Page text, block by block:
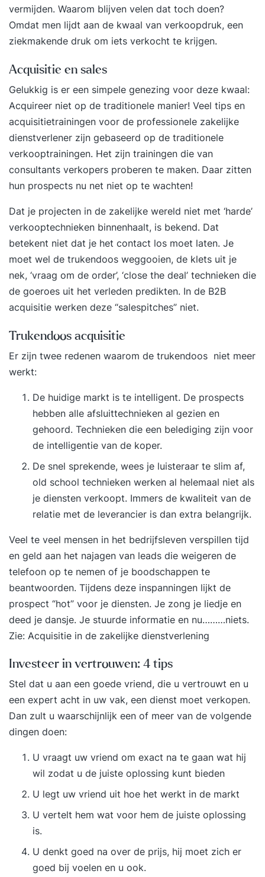
vermijden. Waarom blijven velen dat toch doen?
Omdat men lijdt aan de kwaal van verkoopdruk, een
ziekmakende druk om iets verkocht te krijgen.
Acquisitie en sales
Gelukkig is er een simpele genezing voor deze kwaal:
Acquireer niet op de traditionele manier! Veel tips en
acquisitietrainingen voor de professionele zakelijke
dienstverlener zijn gebaseerd op de traditionele
verkooptrainingen. Het zijn trainingen die van
consultants verkopers proberen te maken. Daar zitten
hun prospects nu net niet op te wachten!
Dat je projecten in de zakelijke wereld niet met ‘harde’
verkooptechnieken binnenhaalt, is bekend. Dat
betekent niet dat je het contact los moet laten. Je
moet wel de trukendoos weggooien, de klets uit je
nek, ‘vraag om de order’, ‘close the deal’ technieken die
de goeroes uit het verleden predikten. In de B2B
acquisitie werken deze “salespitches” niet.
Trukendoos acquisitie
Er zijn twee redenen waarom de trukendoos niet meer
werkt:
De huidige markt is te intelligent. De prospects
hebben alle afsluittechnieken al gezien en
gehoord. Technieken die een belediging zijn voor
de intelligentie van de koper.
De snel sprekende, wees je luisteraar te slim af,
old school technieken werken al helemaal niet als
je diensten verkoopt. Immers de kwaliteit van de
relatie met de leverancier is dan extra belangrijk.
Veel te veel mensen in het bedrijfsleven verspillen tijd
en geld aan het najagen van leads die weigeren de
telefoon op te nemen of je boodschappen te
beantwoorden. Tijdens deze inspanningen lijkt de
prospect “hot” voor je diensten. Je zong je liedje en
deed je dansje. Je stuurde informatie en nu………niets.
Zie: Acquisitie in de zakelijke dienstverlening
Investeer in vertrouwen: 4 tips
Stel dat u aan een goede vriend, die u vertrouwt en u
een expert acht in uw vak, een dienst moet verkopen.
Dan zult u waarschijnlijk een of meer van de volgende
dingen doen:
U vraagt uw vriend om exact na te gaan wat hij
wil zodat u de juiste oplossing kunt bieden
U legt uw vriend uit hoe het werkt in de markt
U vertelt hem wat voor hem de juiste oplossing
is.
U denkt goed na over de prijs, hij moet zich er
goed bij voelen en u ook.